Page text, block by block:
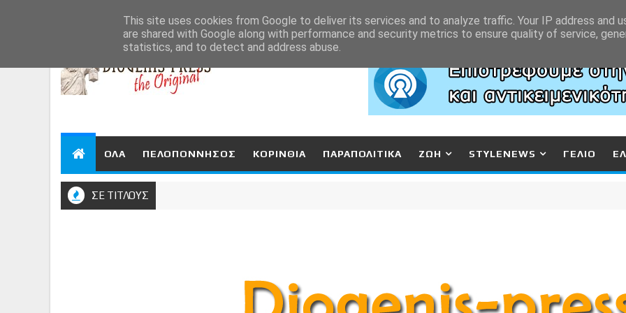
ΟΛΑ ΠΕΛΟΠΟΝΝΗΣΟΣ ΚΟΡΙΝΘΙΑ ΠΑΡΑΠΟΛΙΤΙΚΑ ΖΩΗ STYLENEWS ΓΕΛΙΟ
ΣΕ ΤΙΤΛΟΥΣ
This site uses cookies from Google to deliver its services and to analyze traffic. Your IP address and
are shared with Google along with performance and security metrics to ensure quality of service,
statistics, and to detect and address abuse.